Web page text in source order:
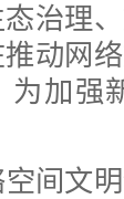
治理
动网
为加强
文明